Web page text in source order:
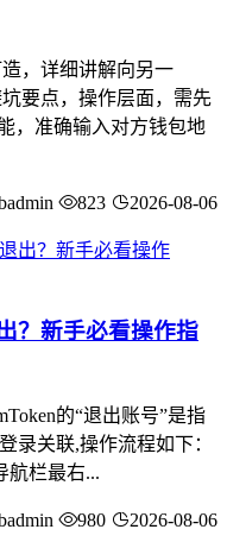
，详细讲解向另一
要点，操作层面，需先
，准确输入对方钱包地
823 2026-08-06
？新手必看操作指
的“退出账号”是指
录关联,操作流程如下：
航栏最右...
980 2026-08-06